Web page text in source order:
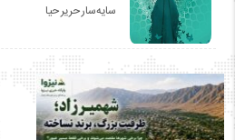
سایه‌سار حریر حیا